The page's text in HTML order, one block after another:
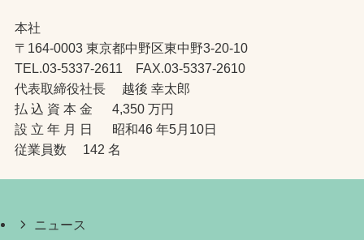
本社
〒164-0003 東京都中野区東中野3-20-10
TEL.03-5337-2611 FAX.03-5337-2610
代表取締役社長 越後 幸太郎
払 込 資 本 金 4,350 万円
設 立 年 月 日 昭和46 年5月10日
従業員数 142 名
ニュース